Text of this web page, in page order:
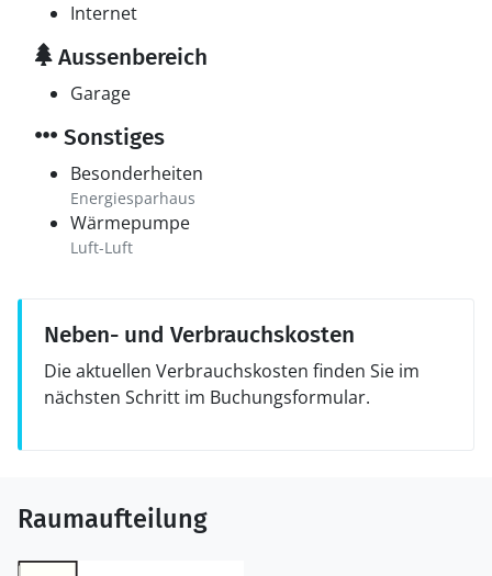
Internet
Aussenbereich
Garage
Sonstiges
Besonderheiten
Energiesparhaus
Wärmepumpe
Luft-Luft
Neben- und Verbrauchskosten
Die aktuellen Verbrauchskosten finden Sie im
nächsten Schritt im Buchungsformular.
Raumaufteilung